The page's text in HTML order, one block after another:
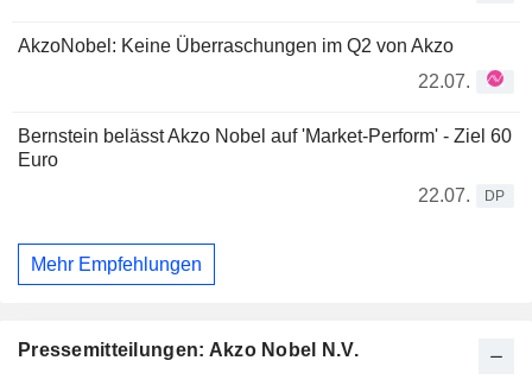
AkzoNobel: Keine Überraschungen im Q2 von Akzo
22.07.
Bernstein belässt Akzo Nobel auf 'Market-Perform' - Ziel 60
Euro
22.07.
DP
Mehr Empfehlungen
Pressemitteilungen: Akzo Nobel N.V.